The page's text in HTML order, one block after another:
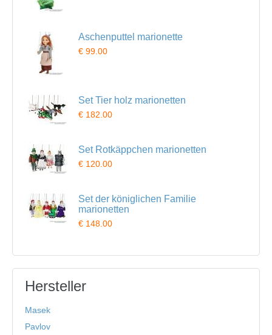
Aschenputtel marionette
€ 99.00
Set Tier holz marionetten
€ 182.00
Set Rotkäppchen marionetten
€ 120.00
Set der königlichen Familie
marionetten
€ 148.00
Hersteller
Masek
Pavlov